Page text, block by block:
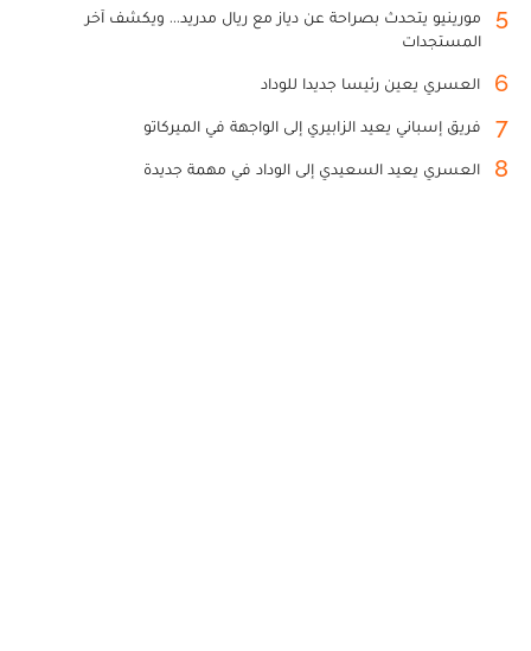
5
مورينيو يتحدث بصراحة عن دياز مع ريال مدريد... ويكشف آخر
المستجدات
6 العسري يعين رئيسا جديدا للوداد
7 فريق إسباني يعيد الزابيري إلى الواجهة في الميركاتو
8 العسري يعيد السعيدي إلى الوداد في مهمة جديدة